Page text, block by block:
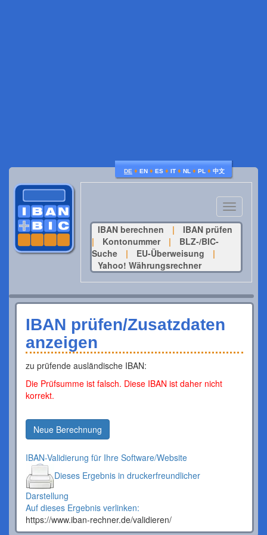
DE ♦ EN ♦ ES ♦ IT ♦ NL ♦ PL ♦ 中文
Toggle
navigation
IBAN berechnen
|
IBAN prüfen
|
Kontonummer |
BLZ-/BIC-
Suche
| EU-Überweisung
|
Yahoo! Währungsrechner
IBAN prüfen/Zusatzdaten
anzeigen
zu prüfende ausländische IBAN:
Die Prüfsumme ist falsch. Diese IBAN ist daher nicht
korrekt.
Neue Berechnung
IBAN-Validierung für Ihre Software/Website
Dieses Ergebnis in druckerfreundlicher
Darstellung
Auf dieses Ergebnis verlinken:
https://www.iban-rechner.de/validieren/